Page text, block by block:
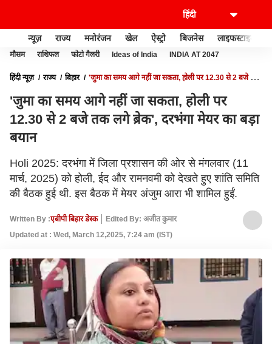
न्यूज़ राज्य मनोरंजन खेल ऐस्ट्रो बिजनेस लाइफस्टाइल
मौसम राशिफल फोटो गैलरी Ideas of India INDIA AT 2047
हिंदी न्यूज़ राज्य बिहार
'जुमा का समय आगे नहीं जा सकता, होली पर 12.30 से 2 बजे तक
'जुमा का समय आगे नहीं जा सकता, होली पर
12.30 से 2 बजे तक लगे ब्रेक', दरभंगा मेयर का बड़ा
बयान
Holi 2025: दरभंगा में जिला प्रशासन की ओर से मंगलवार (11
मार्च, 2025) को होली, ईद और रामनवमी को देखते हुए शांति समिति
की बैठक हुई थी. इस बैठक में मेयर अंजुम आरा भी शामिल हुईं.
Written By :एबीपी बिहार डेस्क
Edited By: अजीत कुमार
Updated at : Wed, March 12,2025, 7:24 am (IST)